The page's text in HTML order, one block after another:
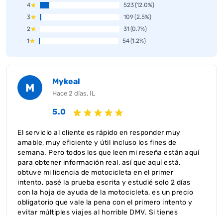
4
523(12.0%)
3
109(2.5%)
2
31 (0.7%)
1
54(1.2%)
M Mykeal
Hace 2 días, IL
5.0
El servicio al cliente es rápido en responder muy
amable, muy eficiente y útil incluso los fines de
semana. Pero todos los que leen mi reseña están aquí
para obtener información real, así que aquí está,
obtuve mi licencia de motocicleta en el primer
intento, pasé la prueba escrita y estudié solo 2 días
con la hoja de ayuda de la motocicleta, es un precio
obligatorio que vale la pena con el primero intento y
evitar múltiples viajes al horrible DMV. Si tienes